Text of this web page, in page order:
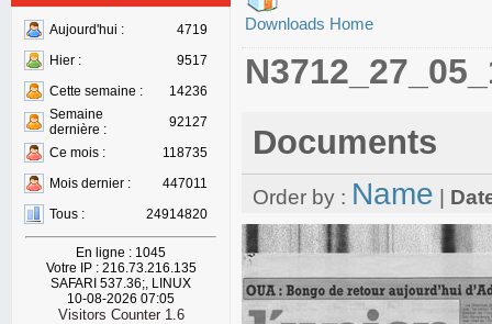
Aujourd'hui :
4719
Hier :
9517
Cette semaine :
14236
Semaine
dernière :
92127
Ce mois :
118735
Mois dernier :
447011
Tous :
24914820
En ligne : 1045
Votre IP : 216.73.216.135
SAFARI 537.36;, LINUX
10-08-2026 07:05
Visitors Counter 1.6
Downloads Home
Documents
Order by : Name